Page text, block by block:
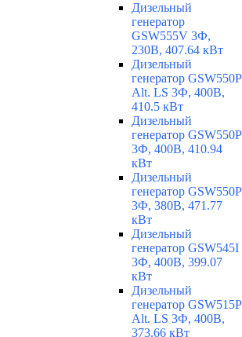
Дизельный
генератор
GSW555V 3Ф,
230В, 407.64 кВт
Дизельный
генератор GSW550P
Alt. LS 3Ф, 400В,
410.5 кВт
Дизельный
генератор GSW550P
3Ф, 400В, 410.94
кВт
Дизельный
генератор GSW550P
3Ф, 380В, 471.77
кВт
Дизельный
генератор GSW545I
3Ф, 400В, 399.07
кВт
Дизельный
генератор GSW515P
Alt. LS 3Ф, 400В,
373.66 кВт